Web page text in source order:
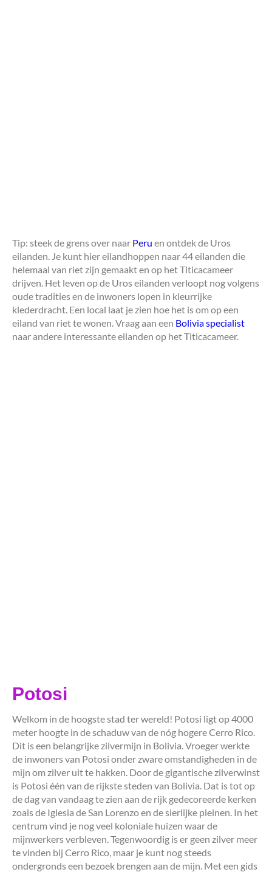
Tip: steek de grens over naar Peru en ontdek de Uros
eilanden. Je kunt hier eilandhoppen naar 44 eilanden die
helemaal van riet zijn gemaakt en op het Titicacameer
drijven. Het leven op de Uros eilanden verloopt nog volgens
oude tradities en de inwoners lopen in kleurrijke
klederdracht. Een local laat je zien hoe het is om op een
eiland van riet te wonen. Vraag aan een Bolivia specialist
naar andere interessante eilanden op het Titicacameer.
Potosi
Welkom in de hoogste stad ter wereld! Potosi ligt op 4000
meter hoogte in de schaduw van de nóg hogere Cerro Rico.
Dit is een belangrijke zilvermijn in Bolivia. Vroeger werkte
de inwoners van Potosi onder zware omstandigheden in de
mijn om zilver uit te hakken. Door de gigantische zilverwinst
is Potosi één van de rijkste steden van Bolivia. Dat is tot op
de dag van vandaag te zien aan de rijk gedecoreerde kerken
zoals de Iglesia de San Lorenzo en de sierlijke pleinen. In het
centrum vind je nog veel koloniale huizen waar de
mijnwerkers verbleven. Tegenwoordig is er geen zilver meer
te vinden bij Cerro Rico, maar je kunt nog steeds
ondergronds een bezoek brengen aan de mijn. Met een gids